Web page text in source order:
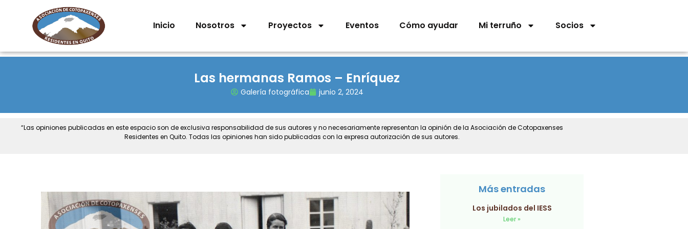
Inicio Nosotros Proyectos Eventos Cómo ayudar Mi terruño Socios
Las hermanas Ramos – Enríquez
Galería fotográfica junio 2, 2024
“Las opiniones publicadas en este espacio son de exclusiva responsabilidad de sus autores y no necesariamente representan la opinión de la Asociación de Cotopaxenses
Residentes en Quito. Todas las opiniones han sido publicadas con la expresa autorización de sus autores.
Más entradas
Los jubilados del IESS
Leer »